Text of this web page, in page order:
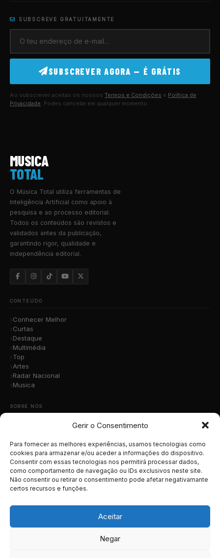
Gerir o Consentimento
Para fornecer as melhores experiências, usamos tecnologias como
cookies para armazenar e/ou aceder a informações do dispositivo.
Consentir com essas tecnologias nos permitirá processar dados,
como comportamento de navegação ou IDs exclusivos neste site.
Não consentir ou retirar o consentimento pode afetar negativamante
certos recursos e funções.
Aceitar
Negar
SUBSCREVE GRATUITAMENTE
SUBSCREVER AGORA — É GRÁTIS
Ao subscrever aceitas os nossos Termos e Condições e Política de
Privacidade. Podes cancelar em qualquer momento.
MUSICA
TOTAL
O Música Total utiliza ferramentas de
Inteligência Artificial como apoio à
pesquisa e ao processo editorial.
Todos os conteúdos são revistos e
validados antes da publicação,
garantindo rigor, qualidade e
independência editorial.
CONTEÚDO
Conhecer Melhor
Curtas
Destaque
Multimédia
Top
Artes
Radar Nacional
Musica
SOBRE NÓS
Contacto
Submete a Tua Música
Publicidade
Apoiar o Projeto
Política de Privacidade